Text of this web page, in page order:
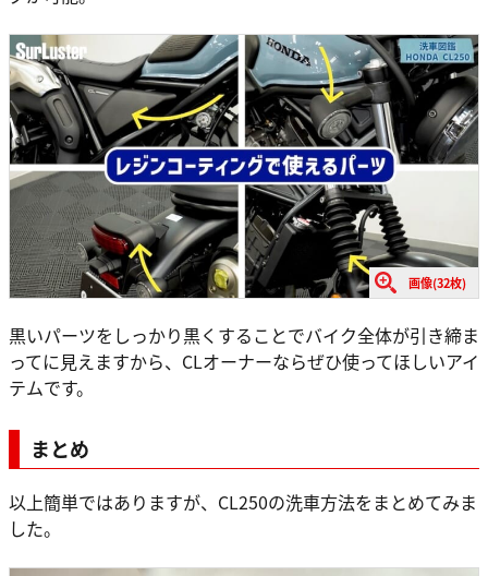
画像(32枚)
黒いパーツをしっかり黒くすることでバイク全体が引き締ま
ってに見えますから、CLオーナーならぜひ使ってほしいアイ
テムです。
まとめ
以上簡単ではありますが、CL250の洗車方法をまとめてみま
した。